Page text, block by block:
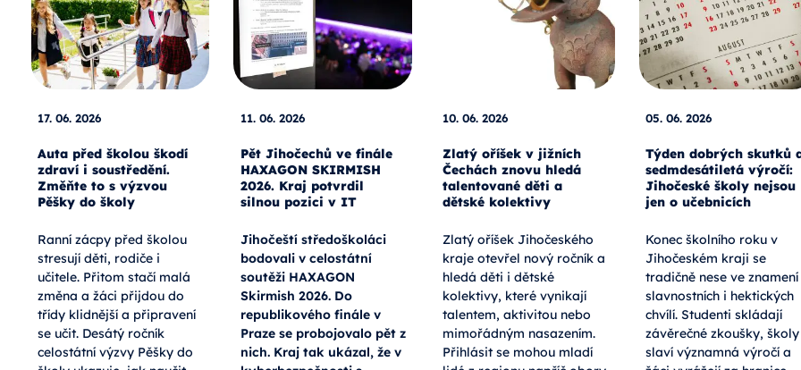
17. 06. 2026
Auta před školou škodí
zdraví i soustředění.
Změňte to s výzvou
Pěšky do školy
Ranní zácpy před školou
stresují děti, rodiče i
učitele. Přitom stačí malá
změna a žáci přijdou do
třídy klidnější a připravení
se učit. Desátý ročník
celostátní výzvy Pěšky do
11. 06. 2026
Pět Jihočechů ve finále
HAXAGON SKIRMISH
2026. Kraj potvrdil
silnou pozici v IT
Jihočeští středoškoláci
bodovali v celostátní
soutěži HAXAGON
Skirmish 2026. Do
republikového finále v
Praze se probojovalo pět z
nich. Kraj tak ukázal, že v
10. 06. 2026
Zlatý oříšek v jižních
Čechách znovu hledá
talentované děti a
dětské kolektivy
Zlatý oříšek Jihočeského
kraje otevřel nový ročník a
hledá děti i dětské
kolektivy, které vynikají
talentem, aktivitou nebo
mimořádným nasazením.
Přihlásit se mohou mladí
05. 06. 2026
Týden dobrých skutků
sedmdesátiletá výročí:
Jihočeské školy nejsou
jen o učebnicích
Konec školního roku v
Jihočeském kraji se
tradičně nese ve znamení
slavnostních i hektických
chvílí. Studenti skládají
závěrečné zkoušky, školy
slaví významná výročí a